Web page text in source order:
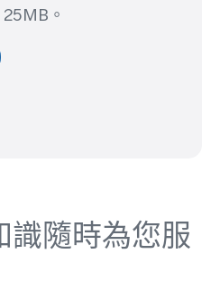
。
識隨時為您服